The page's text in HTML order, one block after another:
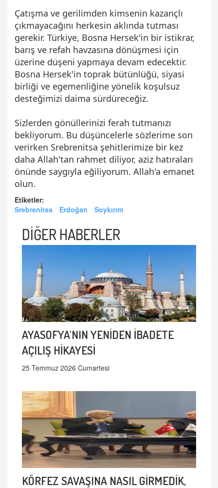
Çatışma ve gerilimden kimsenin kazançlı
çıkmayacağını herkesin aklında tutması
gerekir. Türkiye, Bosna Hersek'in bir istikrar,
barış ve refah havzasına dönüşmesi için
üzerine düşeni yapmaya devam edecektir.
Bosna Hersek'in toprak bütünlüğü, siyasi
birliği ve egemenliğine yönelik koşulsuz
desteğimizi daima sürdüreceğiz.
Sizlerden gönüllerinizi ferah tutmanızı
bekliyorum. Bu düşüncelerle sözlerime son
verirken Srebrenitsa şehitlerimize bir kez
daha Allah'tan rahmet diliyor, aziz hatıraları
önünde saygıyla eğiliyorum. Allah'a emanet
olun.
Etiketler:
Srebrenitsa
Erdoğan Soykırım
DİĞER HABERLER
AYASOFYA'NIN YENİDEN İBADETE
AÇILIŞ HİKAYESİ
25 Temmuz 2026 Cumartesi
KÖRFEZ SAVAŞINA NASIL GİRMEDİK,